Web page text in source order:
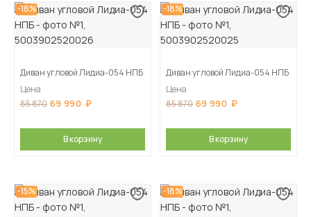
-18%
Диван угловой Лидиа-054 НПБ
Цена
85 870 69 990
В корзину
-18%
Диван угловой Лидиа-054 НПБ
Цена
85 870 69 990
В корзину
-15% -18%